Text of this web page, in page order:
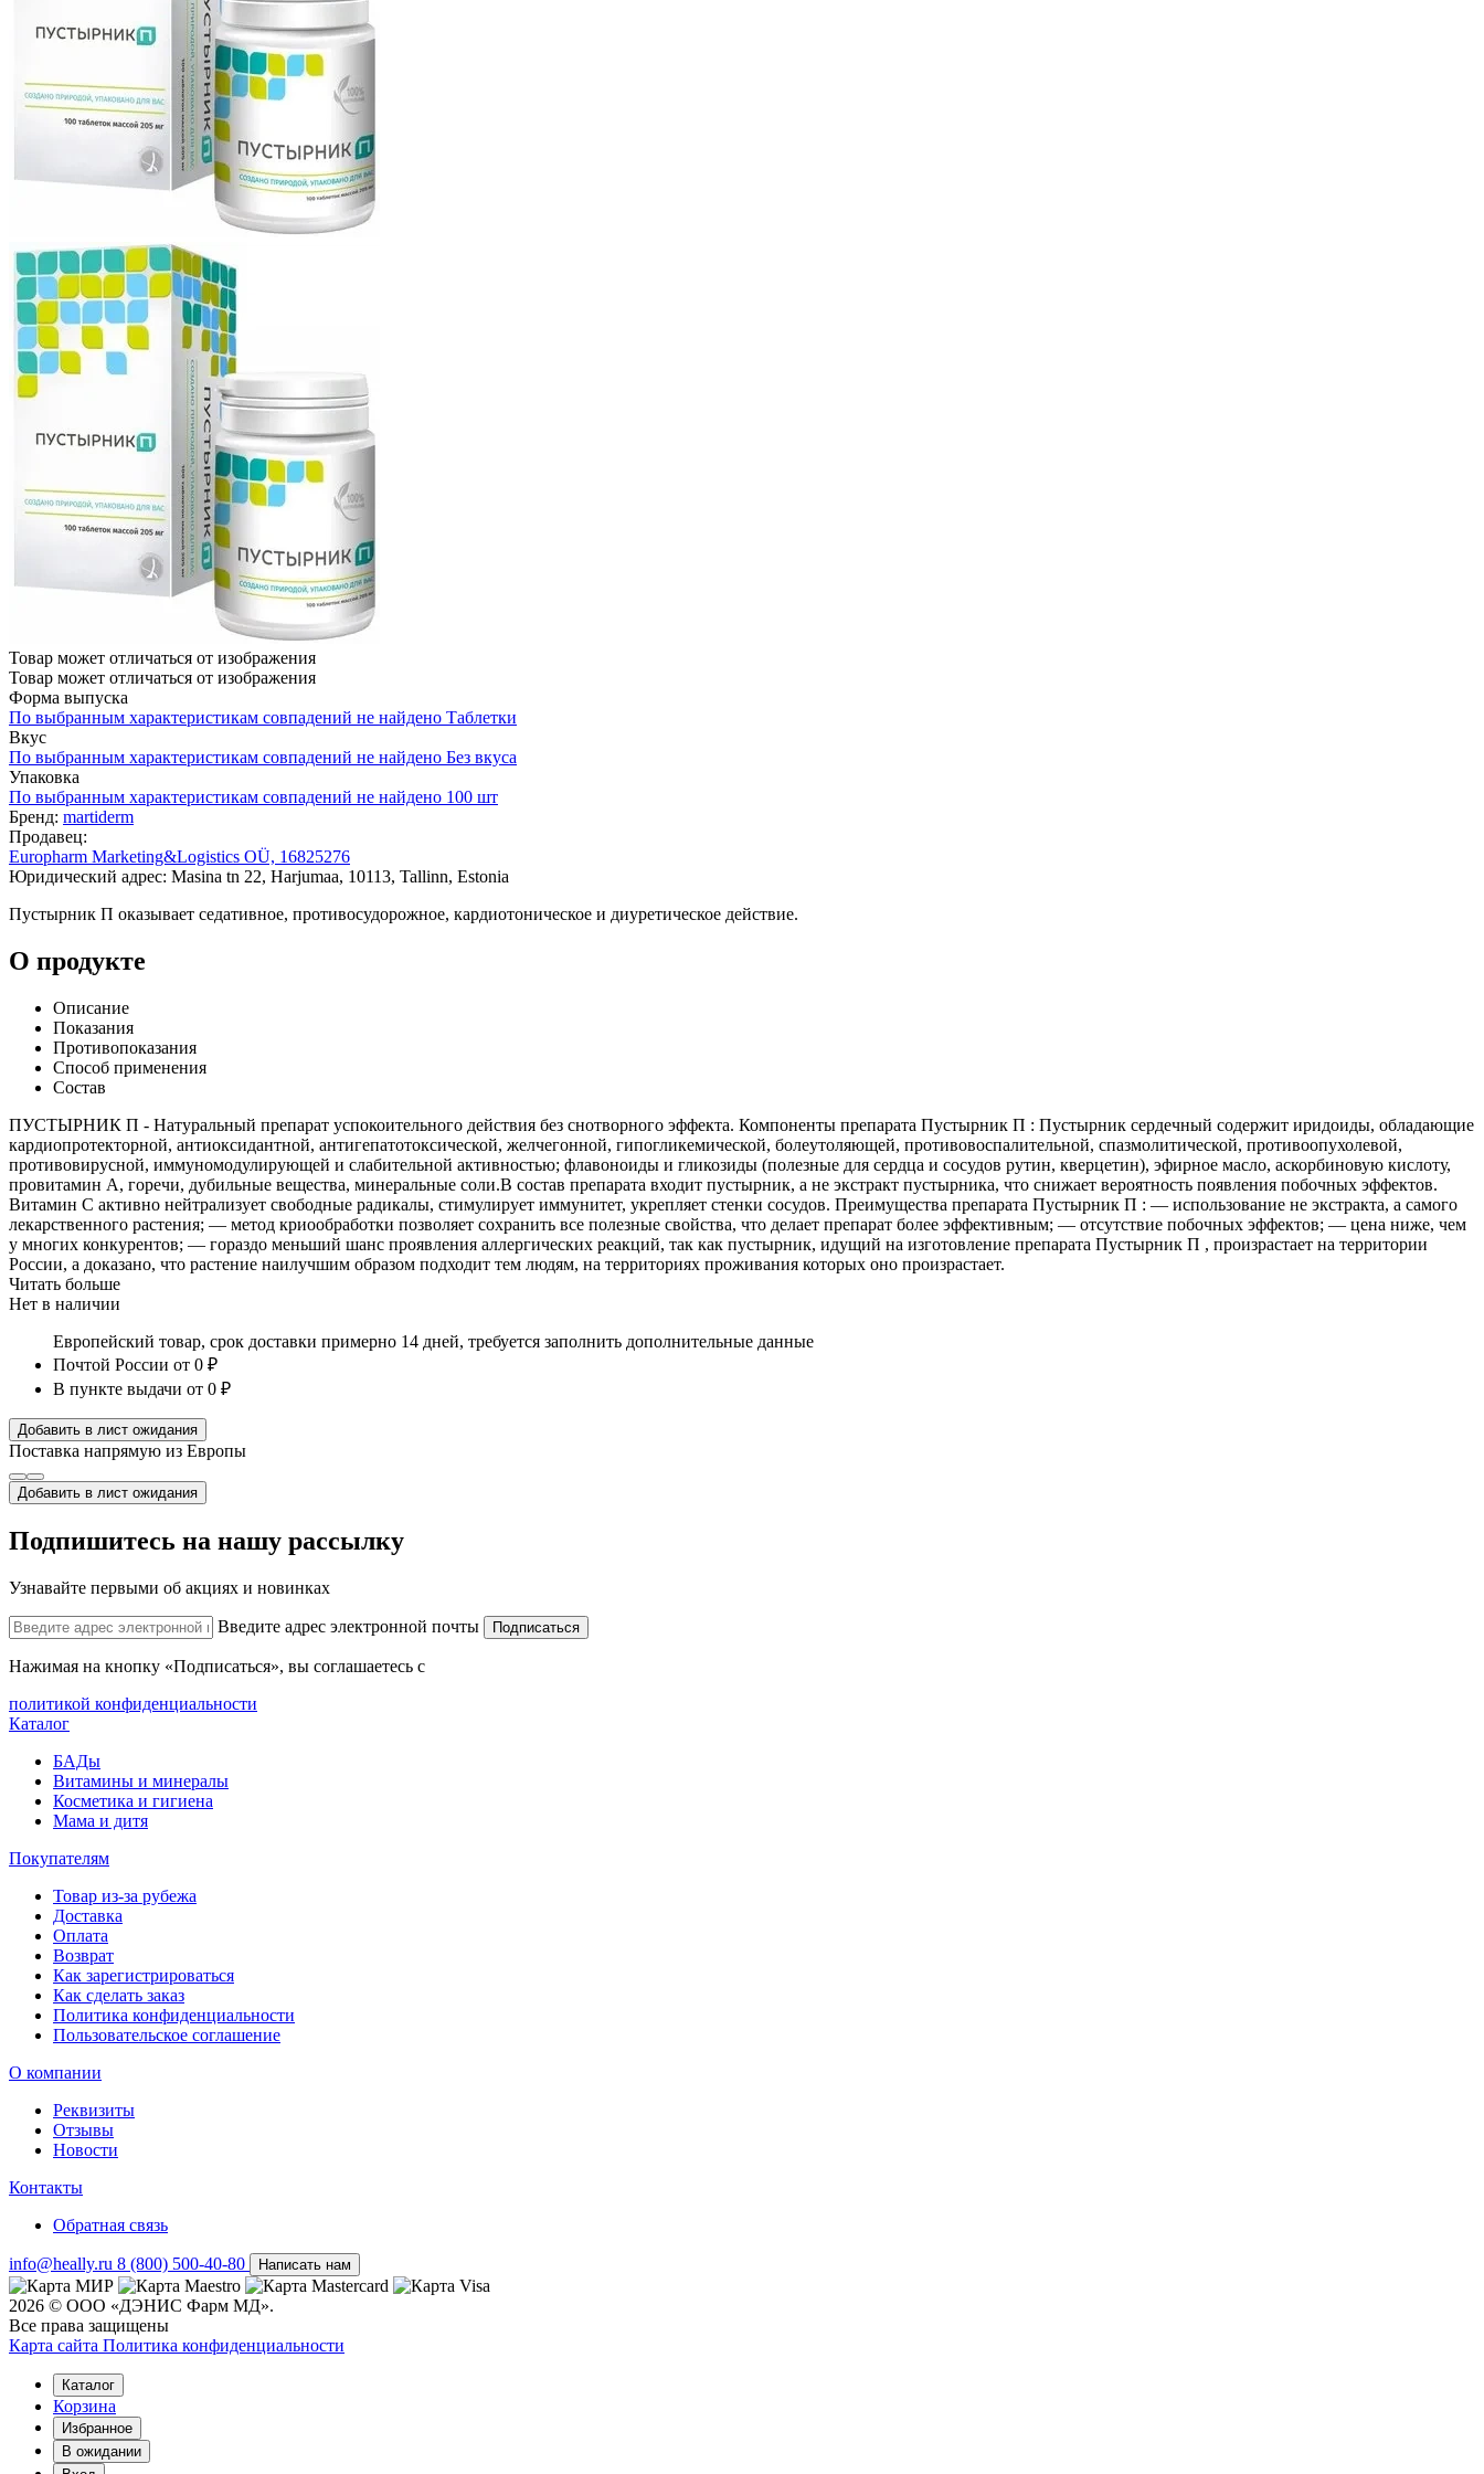
Товар может отличаться от изображения
Товар может отличаться от изображения
Форма выпуска
По выбранным характеристикам совпадений не найдено Таблетки
Вкус
По выбранным характеристикам совпадений не найдено Без вкуса
Упаковка
По выбранным характеристикам совпадений не найдено 100 шт
Бренд: martiderm
Продавец:
Europharm Marketing&Logistics OÜ, 16825276
Юридический адрес: Masina tn 22, Harjumaa, 10113, Tallinn, Estonia
Пустырник П оказывает седативное, противосудорожное, кардиотоническое и диуретическое действие.
О продукте
Описание
Показания
Противопоказания
Способ применения
Состав
ПУСТЫРНИК П - Натуральный препарат успокоительного действия без снотворного эффекта. Компоненты препарата Пустырник П : Пустырник сердечный содержит иридоиды, обладающие
кардиопротекторной, антиоксидантной, антигепатотоксической, желчегонной, гипогликемической, болеутоляющей, противовоспалительной, спазмолитической, противоопухолевой,
противовирусной, иммуномодулирующей и слабительной активностью; флавоноиды и гликозиды (полезные для сердца и сосудов рутин, кверцетин), эфирное масло, аскорбиновую кислоту,
провитамин А, горечи, дубильные вещества, минеральные соли.В состав препарата входит пустырник, а не экстракт пустырника, что снижает вероятность появления побочных эффектов.
Витамин С активно нейтрализует свободные радикалы, стимулирует иммунитет, укрепляет стенки сосудов. Преимущества препарата Пустырник П : — использование не экстракта, а самого
лекарственного растения; — метод криообработки позволяет сохранить все полезные свойства, что делает препарат более эффективным; — отсутствие побочных эффектов; — цена ниже, чем
у многих конкурентов; — гораздо меньший шанс проявления аллергических реакций, так как пустырник, идущий на изготовление препарата Пустырник П , произрастает на территории
России, а доказано, что растение наилучшим образом подходит тем людям, на территориях проживания которых оно произрастает.
Читать больше
Нет в наличии
Европейский товар, срок доставки примерно 14 дней, требуется заполнить дополнительные данные
Почтой России от 0 ₽
В пункте выдачи от 0 ₽
Добавить в лист ожидания
Поставка напрямую из Европы
Добавить в лист ожидания
Подпишитесь на нашу рассылку
Узнавайте первыми об акциях и новинках
Введите адрес электронной почты Подписаться
Нажимая на кнопку «Подписаться», вы соглашаетесь с
политикой конфиденциальности
Каталог
БАДы
Витамины и минералы
Косметика и гигиена
Мама и дитя
Покупателям
Товар из-за рубежа
Доставка
Оплата
Возврат
Как зарегистрироваться
Как сделать заказ
Политика конфиденциальности
Пользовательское соглашение
О компании
Реквизиты
Отзывы
Новости
Контакты
Обратная связь
info@heally.ru 8 (800) 500-40-80 Написать нам
2026 © ООО «ДЭНИС Фарм МД».
Все права защищены
Карта сайта Политика конфиден­циальности
Каталог
Корзина
Избранное
В ожидании